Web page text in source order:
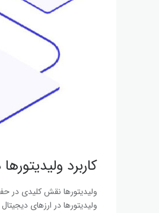
کاربرد
ولیدیتورها نقش کلیدی در
ولیدیتورها در ارزهای